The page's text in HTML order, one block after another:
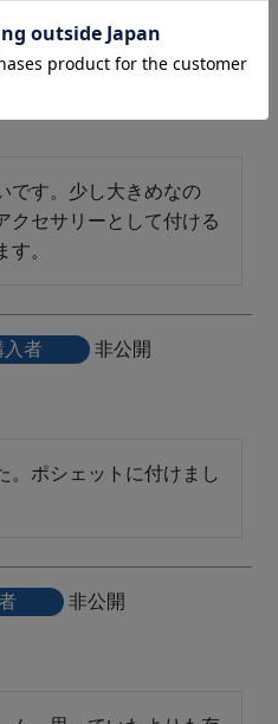
非公開
です。少し大きめなの
クセサリーとして付ける
。
入者
非公開
。ポシェットに付けまし
非公開